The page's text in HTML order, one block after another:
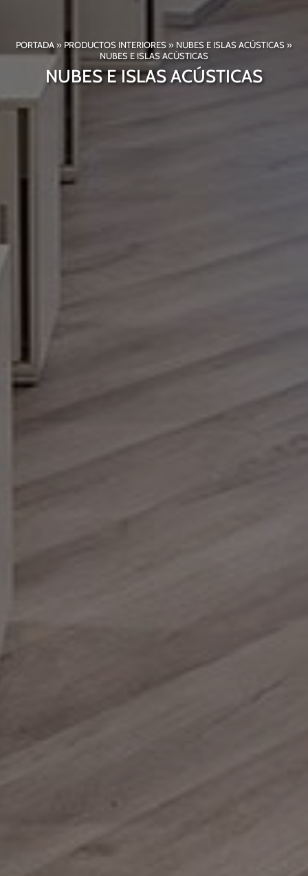
PORTADA» PRODUCTOS INTERIORES» NUBES E ISLAS ACÚSTICAS»
NUBES E ISLAS ACÚSTICAS
NUBES E ISLAS ACÚSTICAS